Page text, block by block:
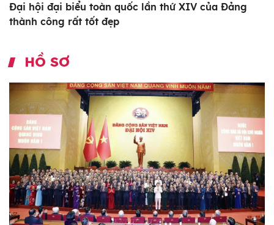
Đại hội đại biểu toàn quốc lần thứ XIV của Đảng
thành công rất tốt đẹp
HỒ SƠ